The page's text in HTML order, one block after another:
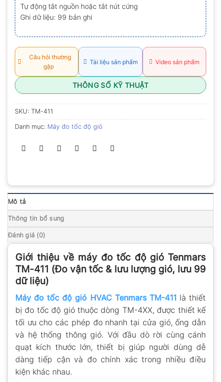
Tự động tắt nguồn hoặc tắt nút cứng
Ghi dữ liệu: 99 bản ghi
Câu hỏi thường
gặp
Tài liệu sản phẩm Video sản phẩm
THÔNG SỐ KỸ THUẬT
SKU: TM-411
Danh mục: Máy đo tốc độ gió
Mô tả
Thông tin bổ sung
Đánh giá (0)
Giới thiệu về máy đo tốc độ gió Tenmars
TM-411 (Đo vận tốc & lưu lượng gió, lưu 99
dữ liệu)
Máy đo tốc độ gió HVAC Tenmars TM-411 là thiết
bị đo tốc độ gió thuộc dòng TM-4XX, được thiết kế
tối ưu cho các phép đo nhanh tại cửa gió, ống dẫn
và hệ thống thông gió. Với đầu dò rời cùng cánh
quạt kích thước lớn, thiết bị giúp người dùng dễ
dàng tiếp cận và đo chính xác trong nhiều điều
kiện khác nhau.